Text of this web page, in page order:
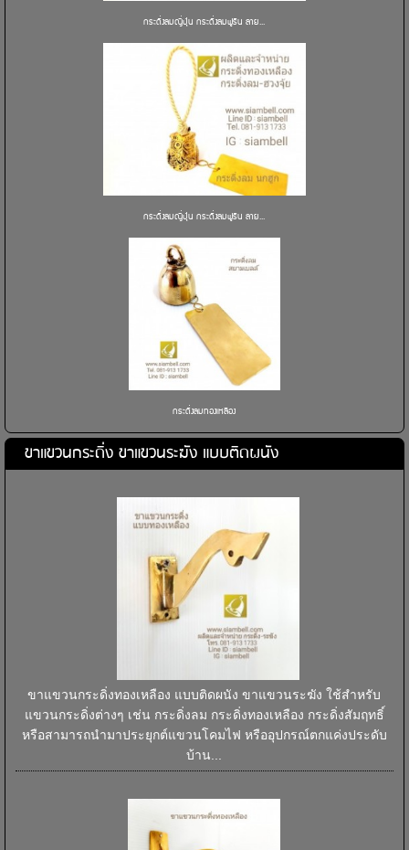
กระดิ่งลมญี่ปุ่น กระดิ่งลมฟูริน ลาย...
กระดิ่งลมญี่ปุ่น กระดิ่งลมฟูริน ลาย...
กระดิ่งลมทองเหลือง
ขาแขวนกระดิ่ง ขาแขวนระฆัง แบบติดผนัง
ขาแขวนกระดิ่งทองเหลือง แบบติดผนัง ขาแขวนระฆัง ใช้สำหรับ
แขวนกระดิ่งต่างๆ เช่น กระดิ่งลม กระดิ่งทองเหลือง กระดิ่งสัมฤทธิ์
หรือสามารถนำมาประยุกต์แขวนโคมไฟ หรืออุปกรณ์ตกแค่งประดับ
บ้าน...